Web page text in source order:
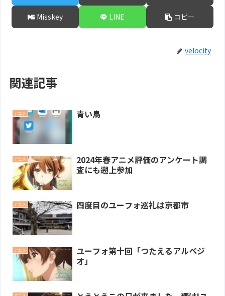
Misskey LINE コピー
velocity
関連記事
アニメ 青い鳥
アニメ
2024年春アニメ評価のアンケート調
査にも遡上参加
アニメ 四度目のユーフォ巡礼は京都市
アニメ
ユーフォ第十回「つたえるアルペジ
オ」